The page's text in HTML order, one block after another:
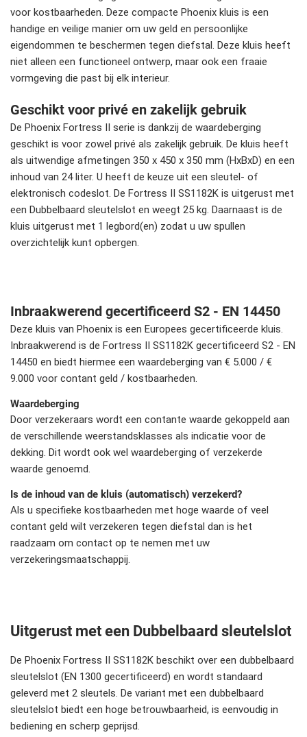
voor kostbaarheden. Deze compacte Phoenix kluis is een
handige en veilige manier om uw geld en persoonlijke
eigendommen te beschermen tegen diefstal. Deze kluis heeft
niet alleen een functioneel ontwerp, maar ook een fraaie
vormgeving die past bij elk interieur.
Geschikt voor privé en zakelijk gebruik
De Phoenix Fortress II serie is dankzij de waardeberging
geschikt is voor zowel privé als zakelijk gebruik. De kluis heeft
als uitwendige afmetingen 350 x 450 x 350 mm (HxBxD) en een
inhoud van 24 liter. U heeft de keuze uit een sleutel- of
elektronisch codeslot. De Fortress II SS1182K is uitgerust met
een Dubbelbaard sleutelslot en weegt 25 kg. Daarnaast is de
kluis uitgerust met 1 legbord(en) zodat u uw spullen
overzichtelijk kunt opbergen.
Inbraakwerend gecertificeerd S2 - EN 14450
Deze kluis van Phoenix is een Europees gecertificeerde kluis.
Inbraakwerend is de Fortress II SS1182K gecertificeerd S2 - EN
14450 en biedt hiermee een waardeberging van € 5.000 / €
9.000 voor contant geld / kostbaarheden.
Waardeberging
Door verzekeraars wordt een contante waarde gekoppeld aan
de verschillende weerstandsklasses als indicatie voor de
dekking. Dit wordt ook wel waardeberging of verzekerde
waarde genoemd.
Is de inhoud van de kluis (automatisch) verzekerd?
Als u specifieke kostbaarheden met hoge waarde of veel
contant geld wilt verzekeren tegen diefstal dan is het
raadzaam om contact op te nemen met uw
verzekeringsmaatschappij.
Uitgerust met een Dubbelbaard sleutelslot
De Phoenix Fortress II SS1182K beschikt over een dubbelbaard
sleutelslot (EN 1300 gecertificeerd) en wordt standaard
geleverd met 2 sleutels. De variant met een dubbelbaard
sleutelslot biedt een hoge betrouwbaarheid, is eenvoudig in
bediening en scherp geprijsd.